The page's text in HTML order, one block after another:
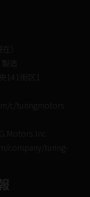
）
造
141街区1
c/turingmotors
company/turing-